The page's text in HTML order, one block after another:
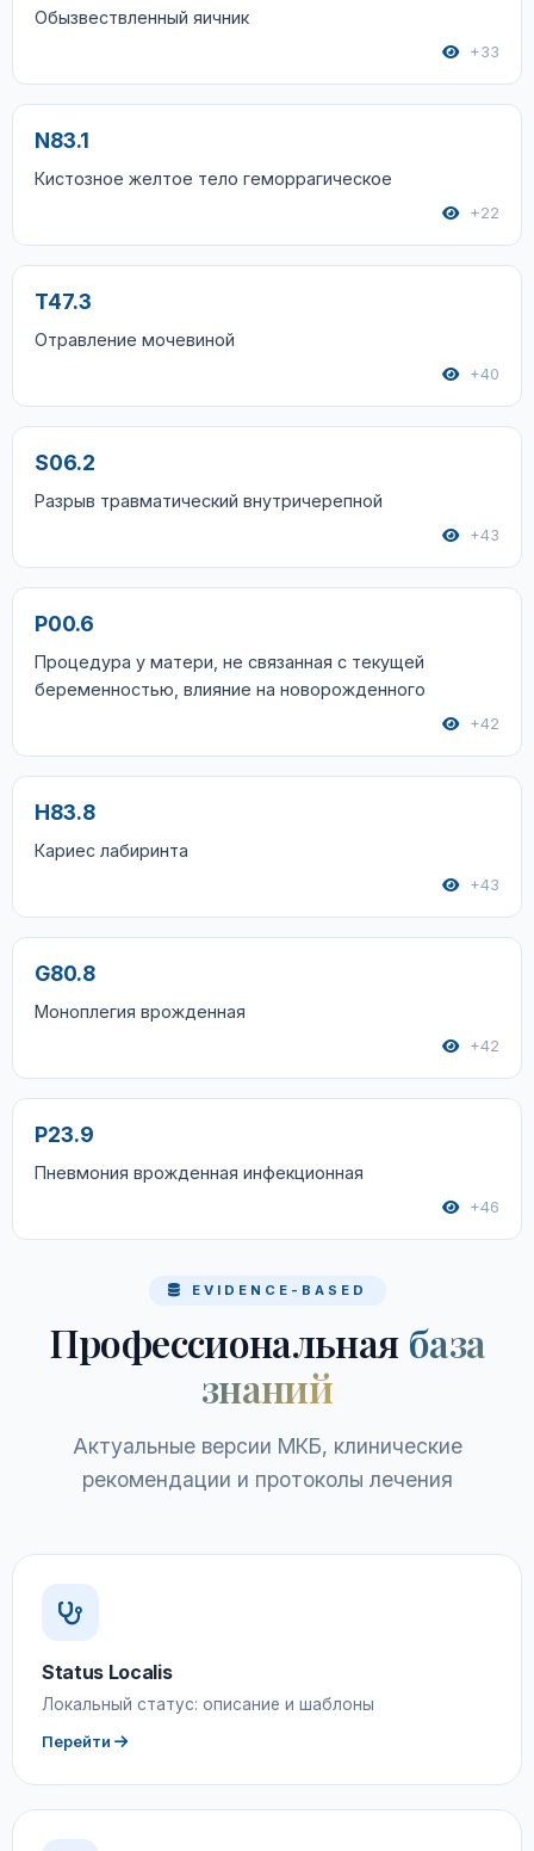
Обызвествленный яичник
+33
N83.1
Кистозное желтое тело геморрагическое
+22
T47.3
Отравление мочевиной
+40
S06.2
Разрыв травматический внутричерепной
+43
P00.6
Процедура у матери, не связанная с текущей
беременностью, влияние на новорожденного
+42
H83.8
Кариес лабиринта
+43
G80.8
Моноплегия врожденная
+42
P23.9
Пневмония врожденная инфекционная
+46
EVIDENCE-BASED
Профессиональная база
знаний
Актуальные версии МКБ, клинические
рекомендации и протоколы лечения
Status Localis
Локальный статус: описание и шаблоны
Перейти